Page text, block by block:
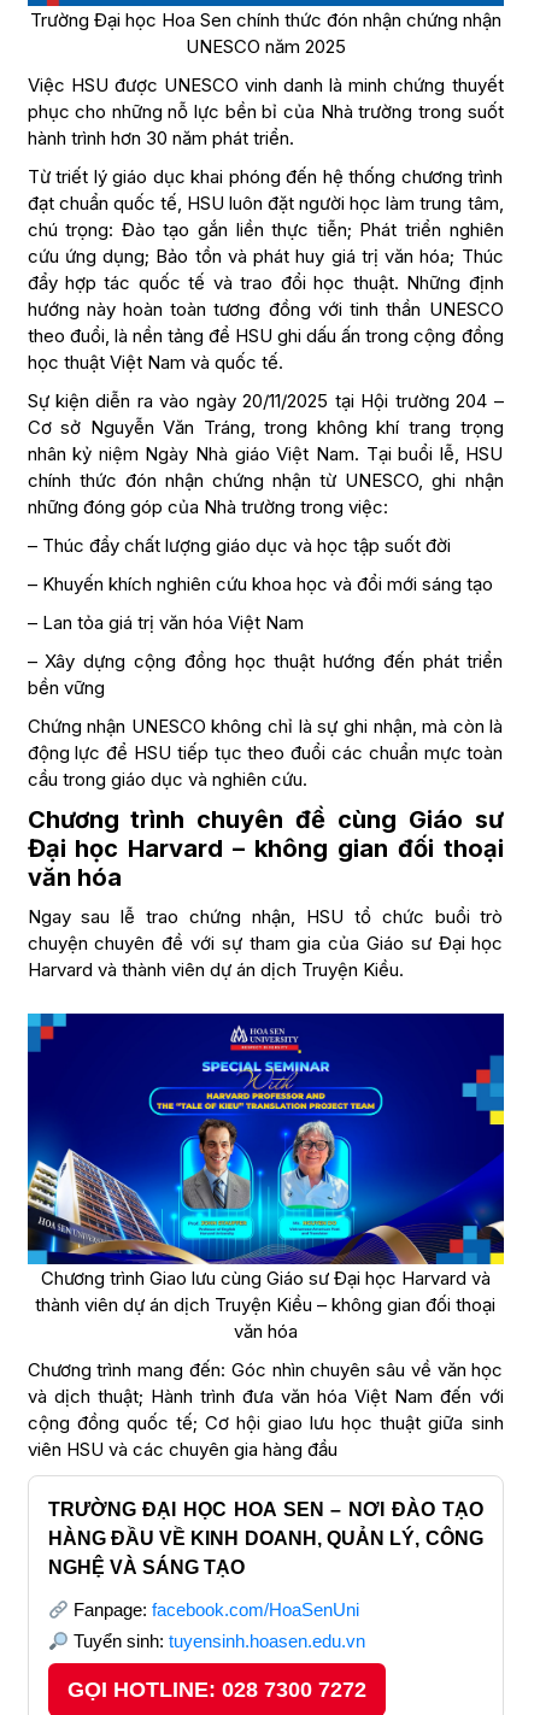
Trường Đại học Hoa Sen chính thức đón nhận chứng nhận
UNESCO năm 2025
Việc HSU được UNESCO vinh danh là minh chứng thuyết
phục cho những nỗ lực bền bỉ của Nhà trường trong suốt
hành trình hơn 30 năm phát triển.
Từ triết lý giáo dục khai phóng đến hệ thống chương trình
đạt chuẩn quốc tế, HSU luôn đặt người học làm trung tâm,
chú trọng: Đào tạo gắn liền thực tiễn; Phát triển nghiên
cứu ứng dụng; Bảo tồn và phát huy giá trị văn hóa; Thúc
đẩy hợp tác quốc tế và trao đổi học thuật. Những định
hướng này hoàn toàn tương đồng với tinh thần UNESCO
theo đuổi, là nền tảng để HSU ghi dấu ấn trong cộng đồng
học thuật Việt Nam và quốc tế.
Sự kiện diễn ra vào ngày 20/11/2025 tại Hội trường 204 –
Cơ sở Nguyễn Văn Tráng, trong không khí trang trọng
nhân kỷ niệm Ngày Nhà giáo Việt Nam. Tại buổi lễ, HSU
chính thức đón nhận chứng nhận từ UNESCO, ghi nhận
những đóng góp của Nhà trường trong việc:
– Thúc đẩy chất lượng giáo dục và học tập suốt đời
– Khuyến khích nghiên cứu khoa học và đổi mới sáng tạo
– Lan tỏa giá trị văn hóa Việt Nam
– Xây dựng cộng đồng học thuật hướng đến phát triển
bền vững
Chứng nhận UNESCO không chỉ là sự ghi nhận, mà còn là
động lực để HSU tiếp tục theo đuổi các chuẩn mực toàn
cầu trong giáo dục và nghiên cứu.
Chương trình chuyên đề cùng Giáo sư
Đại học Harvard – không gian đối thoại
văn hóa
Ngay sau lễ trao chứng nhận, HSU tổ chức buổi trò
chuyện chuyên đề với sự tham gia của Giáo sư Đại học
Harvard và thành viên dự án dịch Truyện Kiều.
Chương trình Giao lưu cùng Giáo sư Đại học Harvard và
thành viên dự án dịch Truyện Kiều – không gian đối thoại
văn hóa
Chương trình mang đến: Góc nhìn chuyên sâu về văn học
và dịch thuật; Hành trình đưa văn hóa Việt Nam đến với
cộng đồng quốc tế; Cơ hội giao lưu học thuật giữa sinh
viên HSU và các chuyên gia hàng đầu
TRƯỜNG ĐẠI HỌC HOA SEN – NƠI ĐÀO TẠO
HÀNG ĐẦU VỀ KINH DOANH, QUẢN LÝ, CÔNG
NGHỆ VÀ SÁNG TẠO
Fanpage: facebook.com/HoaSenUni
Tuyển sinh: tuyensinh.hoasen.edu.vn
GỌI HOTLINE: 028 7300 7272